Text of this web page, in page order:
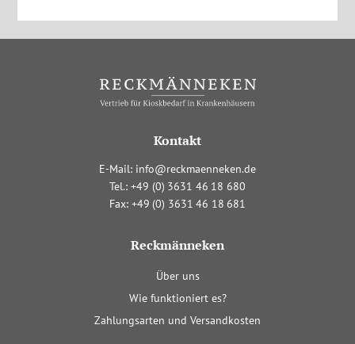
Kontakt
E-Mail: info@reckmaenneken.de
Tel.:+49 (0) 3631 46 18 680
Fax: +49 (0) 3631 46 18 681
Reckmänneken
überspringen
Über uns
Wie funktioniert es?
Zahlungsarten und Versandkosten